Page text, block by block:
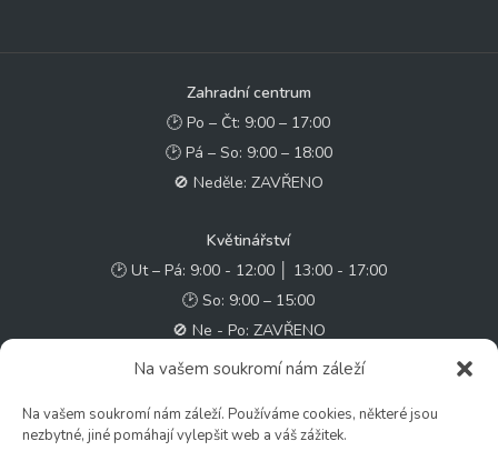
Na vašem soukromí nám záleží
Na vašem soukromí nám záleží. Používáme cookies, některé jsou
nezbytné, jiné pomáhají vylepšit web a váš zážitek.
Zahradní centrum
🕑 Po – Čt: 9:00 – 17:00
🕑 Pá – So: 9:00 – 18:00
🚫 Neděle: ZAVŘENO
Květinářství
🕑 Ut – Pá: 9:00 - 12:00 │ 13:00 - 17:00
🕑 So: 9:00 – 15:00
🚫 Ne - Po: ZAVŘENO
✉️ e-shop@zcstrakovo.cz